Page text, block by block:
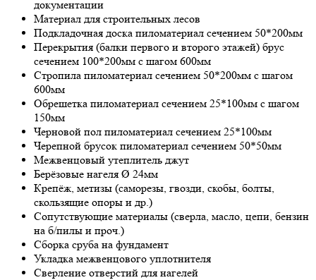
документации
Материал для строительных лесов
Подкладочная доска пиломатериал сечением 50*200мм
Перекрытия (балки первого и второго этажей) брус
сечением 100*200мм с шагом 600мм
Стропила пиломатериал сечением 50*200мм с шагом
600мм
Обрешетка пиломатериал сечением 25*100мм с шагом
150мм
Черновой пол пиломатериал сечением 25*100мм
Черепной брусок пиломатериал сечением 50*50мм
Межвенцовый утеплитель джут
Берёзовые нагеля Ø 24мм
Крепёж, метизы (саморезы, гвозди, скобы, болты,
скользящие опоры и др.)
Сопутствующие материалы (сверла, масло, цепи, бензин
на б/пилы и проч.)
Сборка сруба на фундамент
Укладка межвенцового уплотнителя
Сверление отверстий для нагелей